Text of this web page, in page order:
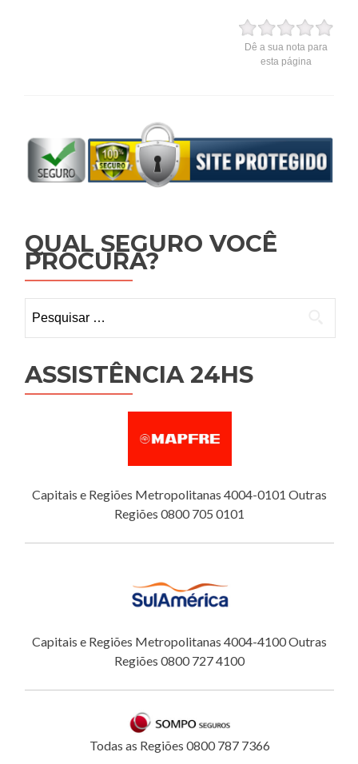
Dê a sua nota para
esta página
QUAL SEGURO VOCÊ
PROCURA?
por:
ASSISTÊNCIA 24HS
Capitais e Regiões Metropolitanas 4004-0101 Outras
Regiões 0800 705 0101
Capitais e Regiões Metropolitanas 4004-4100 Outras
Regiões 0800 727 4100
Todas as Regiões 0800 787 7366